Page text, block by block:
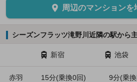
周辺のマンションを
シーズンフラッツ滝野川近隣の駅から
新宿 池袋
赤羽 15分(乗換0回) 9分(乗